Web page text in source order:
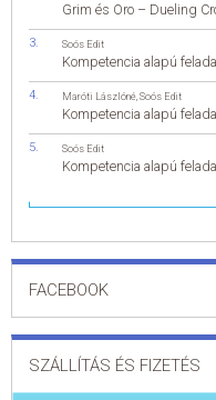
Grim és Oro – Dueling
Soós Edit
Kompetencia alapú
Maróti Lászlóné Soós Edit
Kompetencia alapú
Soós Edit
Kompetencia alapú
FACEBOOK
SZÁLLÍTÁS ÉS FIZETÉS